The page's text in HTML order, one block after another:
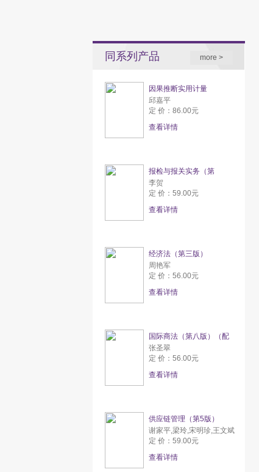
同系列产品 more >
因果推断实用计量
邱嘉平
定 价：86.00元
查看详情
报检与报关实务（第
李贺
定 价：59.00元
查看详情
经济法（第三版）
周艳军
定 价：56.00元
查看详情
国际商法（第八版）（配
张圣翠
定 价：56.00元
查看详情
供应链管理（第5版）
谢家平,梁玲,宋明珍,王文斌
定 价：59.00元
查看详情